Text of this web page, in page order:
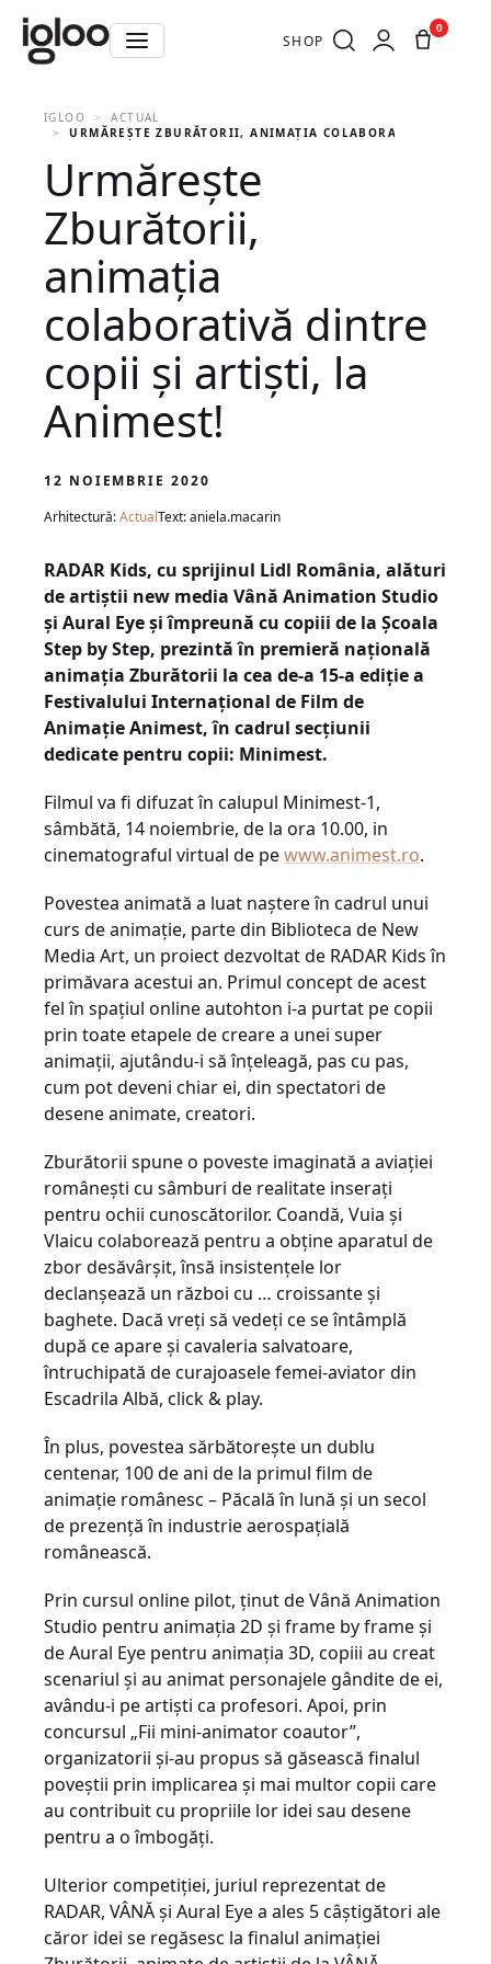
SHOP
0
IGLOO
ACTUAL
URMĂREȘTE ZBURĂTORII, ANIMAȚIA COLABORATIVĂ
Urmărește
Zburătorii,
animația
colaborativă dintre
copii și artiști, la
Animest!
12 NOIEMBRIE 2020
Arhitectură:ActualText: aniela.macarin
RADAR Kids, cu sprijinul Lidl România, alături
de artiștii new media Vână Animation Studio
și Aural Eye și împreună cu copiii de la Școala
Step by Step, prezintă în premieră națională
animația Zburătorii la cea de-a 15-a ediție a
Festivalului Internațional de Film de
Animație Animest, în cadrul secțiunii
dedicate pentru copii: Minimest.
Filmul va fi difuzat în calupul Minimest-1,
sâmbătă, 14 noiembrie, de la ora 10.00, in
cinematograful virtual de pewww.animest.ro.
Povestea animată a luat naștere în cadrul unui
curs de animație, parte din Biblioteca de New
Media Art, un proiectdezvoltat de RADAR Kidsîn
primăvara acestui an. Primul concept de acest
fel în spațiul online autohton i-a purtat pe copii
prin toate etapele de creare a unei super
animații, ajutându-i să înțeleagă, pas cu pas,
cum pot deveni chiar ei, din spectatori de
desene animate, creatori.
Zburătorii spune o poveste imaginată a aviației
românești cu sâmburi de realitate inserați
pentru ochii cunoscătorilor. Coandă, Vuia și
Vlaicu colaborează pentru a obține aparatul de
zbor desăvârșit, însă insistențele lor
declanșează un război cu … croissante și
baghete. Dacă vreți să vedeți ce se întâmplă
după ce apare și cavaleria salvatoare,
întruchipată de curajoasele femei-aviator din
Escadrila Albă, click & play.
În plus, povestea sărbătorește un dublu
centenar, 100 de ani de la primul film de
animație românesc – Păcală în lună și un secol
de prezență în industrie aerospațială
românească.
Prin cursul online pilot, ținut de Vână Animation
Studio pentru animația 2D și frame by frame și
de Aural Eye pentru animația 3D, copiii au creat
scenariul și au animat personajele gândite de ei,
avându-i pe artiști ca profesori. Apoi, prin
concursul „Fii mini-animator coautor”,
organizatorii și-au propus să găsească finalul
poveștii prin implicarea și mai multor copii care
au contribuit cu propriile lor idei sau desene
pentru a o îmbogăți.
Ulterior competiției, juriul reprezentat de
RADAR, VÂNĂ și Aural Eye a ales 5 câștigători ale
căror idei se regăsesc la finalul animației